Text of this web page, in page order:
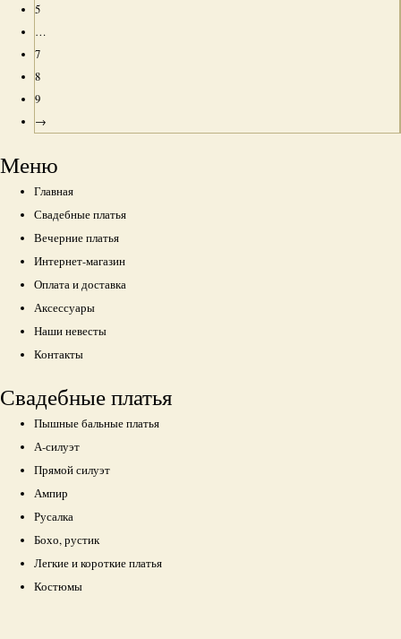
5
…
7
8
9
→
Меню
Главная
Свадебные платья
Вечерние платья
Интернет-магазин
Оплата и доставка
Аксессуары
Наши невесты
Контакты
Свадебные платья
Пышные бальные платья
А-силуэт
Прямой силуэт
Ампир
Русалка
Бохо, рустик
Легкие и короткие платья
Костюмы